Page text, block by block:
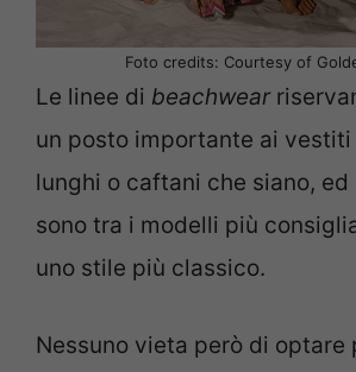
Foto credits: Courtesy of
Le linee di beachwear
un posto importante ai
lunghi o caftani che siano, ed
sono tra i modelli più
uno stile più classico.
Nessuno vieta però di optare